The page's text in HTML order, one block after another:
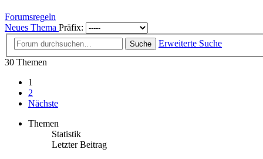
Forumsregeln
Neues Thema Präfix:
Suche
Erweiterte Suche
30 Themen
1
2
Nächste
Themen
Statistik
Letzter Beitrag